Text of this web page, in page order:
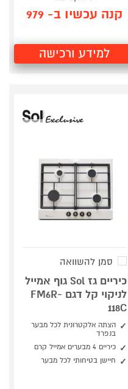
קנה עכשיו ב- 979
למידע ורכישה
סמן להשוואה
כיריים גז Sol גוף אמייל
לניקוי קל דגם FM6R-
118C
הצתה אלקטרונית לכל מבער
בנפרד
כיריים 4 מבערים אמייל קרם
חיישן בטיחותי לכל מבער